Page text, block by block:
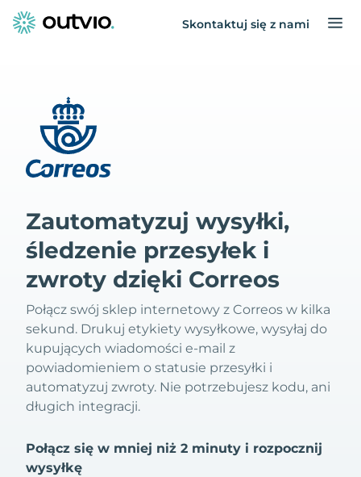
Skontaktuj się z nami
Zautomatyzuj wysyłki,
śledzenie przesyłek i
zwroty dzięki Correos
Połącz swój sklep internetowy z Correos w kilka
sekund. Drukuj etykiety wysyłkowe, wysyłaj do
kupujących wiadomości e-mail z
powiadomieniem o statusie przesyłki i
automatyzuj zwroty. Nie potrzebujesz kodu, ani
długich integracji.
Połącz się w mniej niż 2 minuty i rozpocznij
wysyłkę